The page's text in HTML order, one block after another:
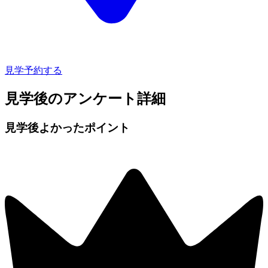
見学予約する
見学後のアンケート詳細
見学後よかったポイント